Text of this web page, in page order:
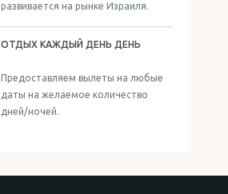
развивается на рынке Израиля.
ОТДЫХ КАЖДЫЙ ДЕНЬ ДЕНЬ
Предоставляем вылеты на любые
даты на желаемое количество
дней/ночей.